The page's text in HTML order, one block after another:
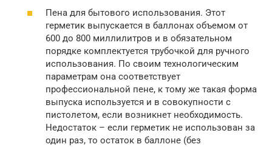
Пена для бытового использования. Этот
герметик выпускается в баллонах объемом от
600 до 800 миллилитров и в обязательном
порядке комплектуется трубочкой для ручного
использования. По своим технологическим
параметрам она соответствует
профессиональной пене, к тому же такая форма
выпуска используется и в совокупности с
пистолетом, если возникнет необходимость.
Недостаток – если герметик не использован за
один раз, то остаток в баллоне (без